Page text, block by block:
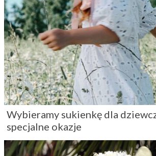
Wybieramy sukienkę dla
specjalne okazje